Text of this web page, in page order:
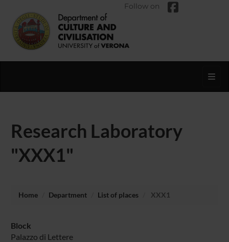
Follow on
Research Laboratory
"XXX1"
Home Department List of places XXX1
Block
Palazzo di Lettere